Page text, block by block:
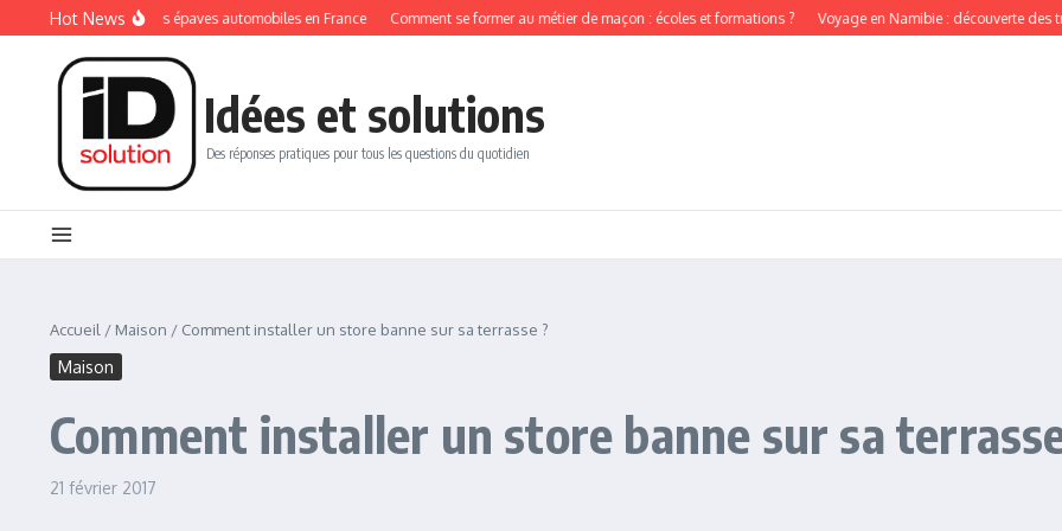
Aller au contenu
Hot Newssur les épaves automobiles en France Comment se former au métier de maçon : écoles et formations ? Voyage en Namibie : découverte des tribus
Idées et solutions
Des réponses pratiques pour tous les questions du quotidien
Accueil / Maison / Comment installer un store banne sur sa terrasse ?
Maison
Comment installer un store banne sur sa
21 février 2017